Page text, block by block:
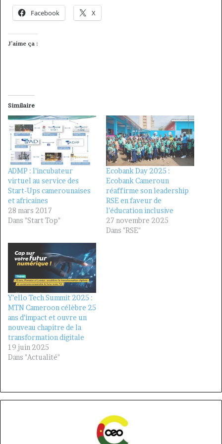
Facebook X
J’aime ça :
Similaire
ADMP : l’incubateur
virtuel au service des
Start-Ups camerounaises
et africaines
28 mars 2017
Dans "Start Top"
Ecobank Day 2025 :
Ecobank Cameroun
réaffirme son leadership
RSE en faveur de
l’éducation inclusive
27 novembre 2025
Dans "RSE"
Y’ello Tech Summit 2025 :
MTN Cameroon célèbre 25
ans d’impact et ouvre un
nouveau chapitre de la
transformation digitale
19 juin 2025
Dans "Actualité"